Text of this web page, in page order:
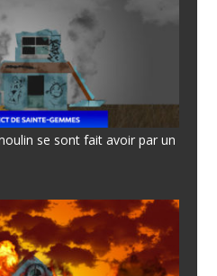
se sont fait avoir par un